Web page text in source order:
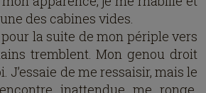
des cabines vides.
la suite de mon périple vers
tremblent. Mon genou droit
J’essaie de me ressaisir, mais le
inattendue me ronge.